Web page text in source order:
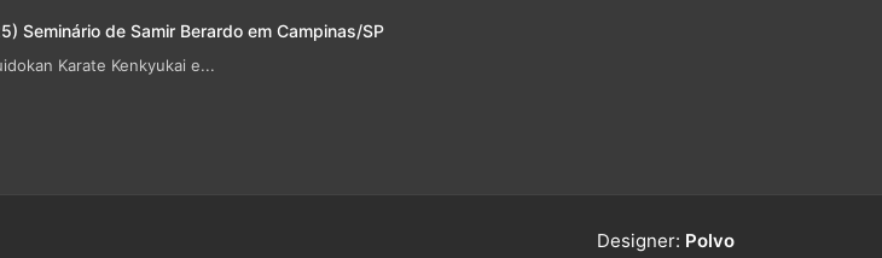
Seminário de Samir Berardo em Campinas/SP
Karate Kenkyukai e...
Designer: Polvo